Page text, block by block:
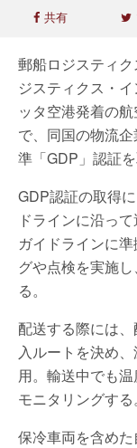
共有
郵船ロジスティ
ジスティクス・
ッタ空港発着の
で、同国の物流
準「GDP」認証
GDP認証の取得
ドラインに沿っ
ガイドラインに
グや点検を実施
る。
配送する際には
入ルートを決め
用。輸送中でも
モニタリングする。
保冷車両を含め